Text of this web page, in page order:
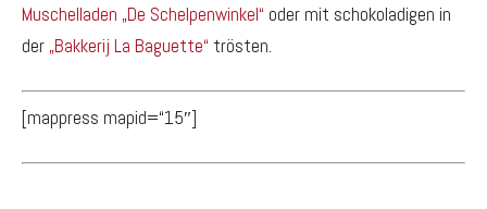
Muschelladen „De Schelpenwinkel“ oder mit schokoladigen in
der „Bakkerij La Baguette“ trösten.
[mappress mapid=“15″]